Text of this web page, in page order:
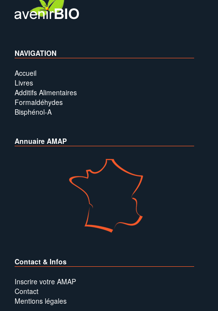
NAVIGATION
Accueil
Livres
Additifs Alimentaires
Formaldéhydes
Bisphénol-A
Annuaire AMAP
Contact & Infos
Inscrire votre AMAP
Contact
Mentions légales